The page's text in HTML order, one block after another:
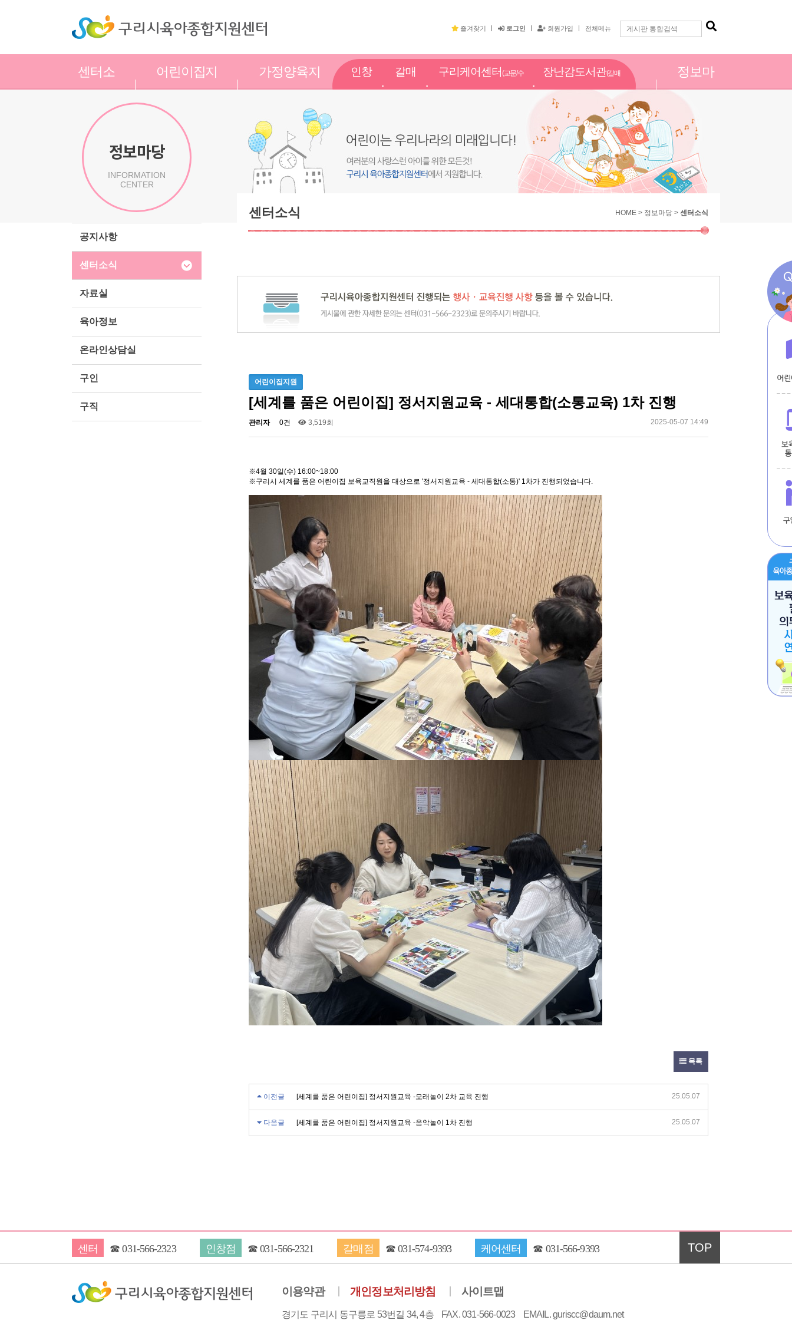
즐겨찾기 로그인 회원가입 전체메뉴
센터소
어린이집지
가정양육지
인창 갈매 구리케어센터 (교문/수 장난감도서관(갈매
정보마
정보마당
INFORMATION
CENTER
공지사항
센터소식
자료실
육아정보
온라인상담실
구인
구직
센터소식 HOME > 정보마당 > 센터소식
어린이집지원
[세계를 품은 어린이집] 정서지원교육 - 세대통합(소통교육) 1차 진행
관리자 0건 3,519회 2025-05-07 14:49
※4월 30일(수) 16:00~18:00
※구리시 세계를 품은 어린이집 보육교직원을 대상으로 '정서지원교육 - 세대통합(소통)' 1차가 진행되었습니다.
목록
이전글 [세계를 품은 어린이집] 정서지원교육 -모래놀이 2차 교육 진행 25.05.07
다음글 [세계를 품은 어린이집] 정서지원교육 -음악놀이 1차 진행 25.05.07
센터 ☎031-566-2323 인창점 ☎031-566-2321 갈매점 ☎ 031-574-9393 케어센터 ☎ 031-566-9393 TOP
이용약관 개인정보처리방침 사이트맵
경기도 구리시 동구릉로 53번길 34, 4층 FAX. 031-566-0023 EMAIL. guriscc@daum.net